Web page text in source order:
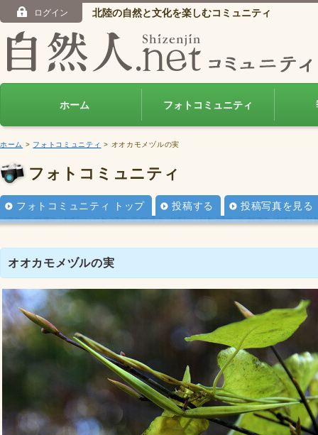
ログイン 北陸の自然と文化を楽しむコミュニティ
ホーム フォトコミュニティ
ホーム > フォトコミュニティ > オオカモメヅルの実
フォトコミュニティ
フォトコミュニティ トップ 投稿する 投稿写真を見る
オオカモメヅルの実